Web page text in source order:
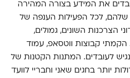
את המידע בצורה המהירה
שלהם, לכל הפעילות הענפה של
הצרכנות השונים, גמולים,
הקמתי קבוצות ווטסאפ, עמוד
לעובדים. המתנות הקטנות של
יותר בחגים שאני וחבריי לוועד